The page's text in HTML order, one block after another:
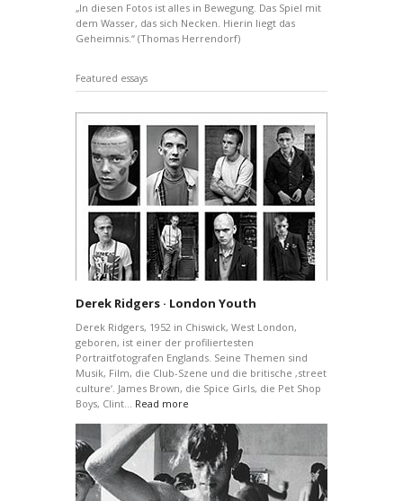
„In diesen Fotos ist alles in Bewegung. Das Spiel mit
dem Wasser, das sich Necken. Hierin liegt das
Geheimnis.“ (Thomas Herrendorf)
Featured essays
Derek Ridgers · London Youth
Derek Ridgers, 1952 in Chiswick, West London,
geboren, ist einer der profiliertesten
Portraitfotografen Englands. Seine Themen sind
Musik, Film, die Club-Szene und die britische ‚street
culture‘. James Brown, die Spice Girls, die Pet Shop
Boys, Clint… Read more